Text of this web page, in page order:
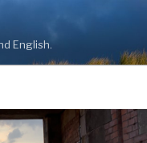
English.